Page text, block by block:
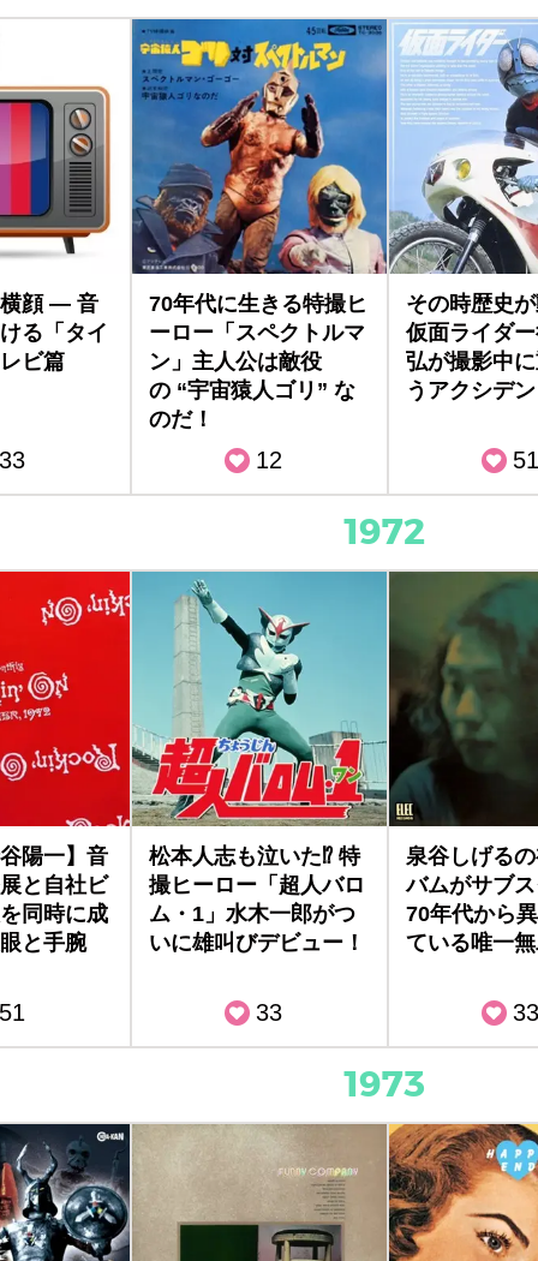
顔 — 音
る「タイ
ビ篇
33
70年代に生きる特撮ヒ
ーロー「スペクトルマ
ン」主人公は敵役
の “宇宙猿人ゴリ” な
のだ！
12
その時歴史
仮面ライダ
弘が撮影中
うアクシデ
51
1972
陽一】音
と自社ビ
同時に成
と手腕
51
松本人志も泣いた⁉ 特
撮ヒーロー「超人バロ
ム・1」水木一郎がつ
いに雄叫びデビュー！
33
泉谷しげる
バムがサブ
70年代から
ている唯一
33
1973